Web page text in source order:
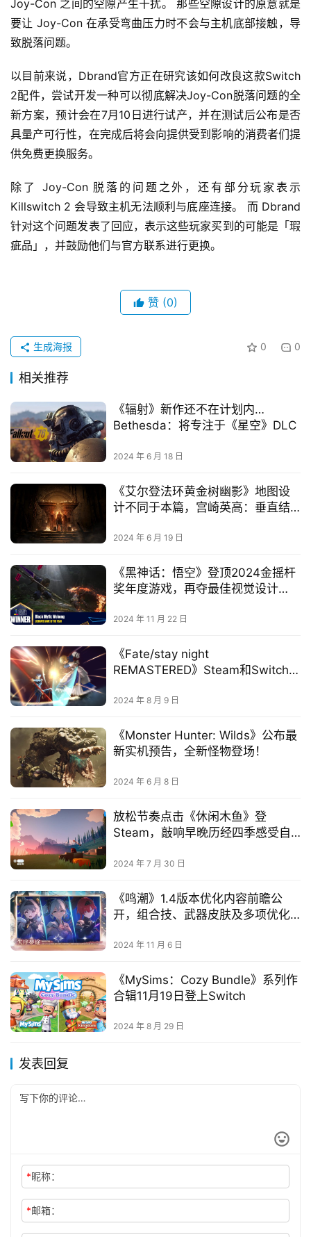
Joy-Con 之间的空隙产生干扰。 那些空隙设计的原意就是
要让 Joy-Con 在承受弯曲压力时不会与主机底部接触，导
致脱落问题。
以目前来说，Dbrand官方正在研究该如何改良这款Switch
2配件，尝试开发一种可以彻底解决Joy-Con脱落问题的全
新方案，预计会在7月10日进行试产，并在测试后公布是否
具量产可行性，在完成后将会向提供受到影响的消费者们提
供免费更换服务。
除了 Joy-Con 脱落的问题之外，还有部分玩家表示
Killswitch 2 会导致主机无法顺利与底座连接。 而 Dbrand
针对这个问题发表了回应，表示这些玩家买到的可能是「瑕
疵品」，并鼓励他们与官方联系进行更换。
赞 (0)
0 0
生成海报
相关推荐
《辐射》新作还不在计划内…
Bethesda：将专注于《星空》DLC
2024 年 6 月 18 日
《艾尔登法环黄金树幽影》地图设
计不同于本篇，宫崎英高：垂直结
2024 年 6 月 19 日
《黑神话：悟空》登顶2024金摇杆
奖年度游戏，再夺最佳视觉设计
2024 年 11 月 22 日
《Fate/stay night
REMASTERED》Steam和Switch版
2024 年 8 月 9 日
《Monster Hunter: Wilds》公布最
新实机预告，全新怪物登场！
2024 年 6 月 8 日
放松节奏点击《休闲木鱼》登
Steam，敲响早晚历经四季感受自
2024 年 7 月 30 日
《鸣潮》1.4版本优化内容前瞻公
开，组合技、武器皮肤及多项优化
2024 年 11 月 6 日
《MySims：Cozy Bundle》系列作
合辑11月19日登上Switch
2024 年 8 月 29 日
发表回复
*昵称：
*邮箱：